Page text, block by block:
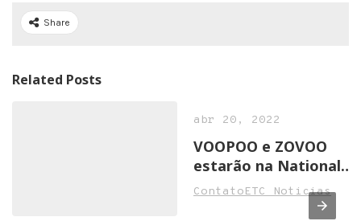
Share
Related Posts
abr 20, 2022
VOOPOO e ZOVOO
estarão na National
Convenience Show
2022 em Birmingham
ContatoETC Noticias